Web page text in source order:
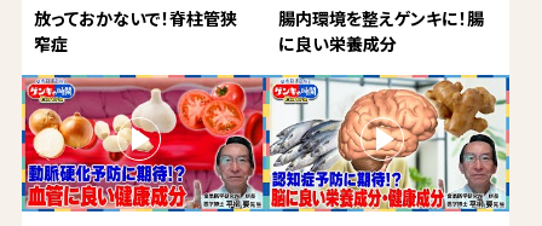
放っておかないで！脊柱管狭
窄症
腸内環境を整えゲンキに！腸
に良い栄養成分